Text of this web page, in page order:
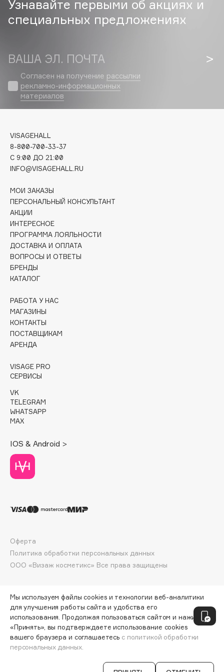
Cadence
Carmex
Carolina Herrera
Catrice
Celimax
Clarette
Clarins
Clarins Precious
Clinique
Clive Christian
Club De Nuit
Consly
Corimo
CosRX
Crescina
Cunzite
D
DABO
DARLING*
Davines
Deonica
Dessange
Dolce & Gabbana
Dorco
DP Daily Perfection
Dr. Vranjes Firenze
Dr.Ceuracle
Dr.Jart+
DSD de Luxe
Dyson
ДОБАВИТЬ В КОРЗИНУ
Узнавайте первыми об акциях и
специальных предложениях
ВАША ЭЛ. ПОЧТА
Согласен на получение рассылки
рекламно-информационных
материалов
VISAGEHALL
8-800-700-33-37
C 9:00 ДО 21:00
INFO@VISAGEHALL.RU
МОИ ЗАКАЗЫ
ПЕРСОНАЛЬНЫЙ КОНСУЛЬТАНТ
АКЦИИ
ИНТЕРЕСНОЕ
ПРОГРАММА ЛОЯЛЬНОСТИ
ДОСТАВКА И ОПЛАТА
ВОПРОСЫ И ОТВЕТЫ
БРЕНДЫ
КАТАЛОГ
РАБОТА У НАС
МАГАЗИНЫ
КОНТАКТЫ
ПОСТАВЩИКАМ
АРЕНДА
VISAGE PRO
СЕРВИСЫ
VK
TELEGRAM
WHATSAPP
MAX
IOS & Android >
ООО «Визаж косметикс» Все права защищены
Оферта
Политика обработки персональных данных
Мы используем файлы cookies и технологии веб-аналитики
для улучшения работы сайта и удобства его
использования. Продолжая пользоваться сайтом и нажимая
«Принять», вы подтверждаете использование cookies
вашего браузера и соглашаетесь с политикой обработки
персональных данных.